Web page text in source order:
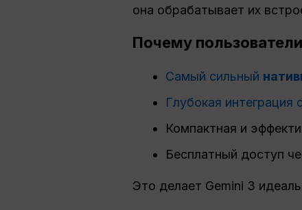
она обрабатывает их
Почему
Самый сильный
Глубокая интеграция с
Компактная и
Бесплатный доступ
Это делает Gemini 3